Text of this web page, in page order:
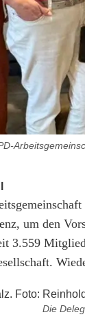
um den
3.559
Die